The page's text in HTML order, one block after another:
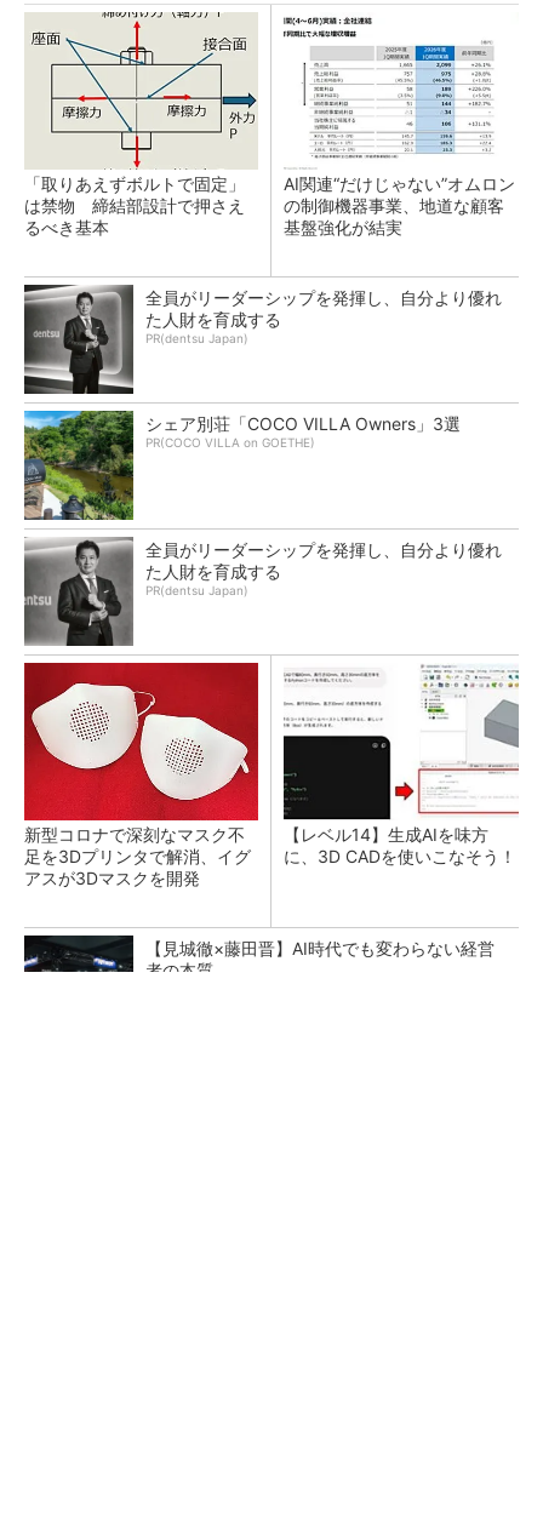
「取りあえずボルトで固定」
は禁物 締結部設計で押さえ
るべき基本
AI関連“だけじゃない”オムロン
の制御機器事業、地道な顧客
基盤強化が結実
全員がリーダーシップを発揮し、自分より優れ
た人財を育成する
PR(dentsu Japan)
シェア別荘「COCO VILLA Owners」3選
PR(COCO VILLA on GOETHE)
全員がリーダーシップを発揮し、自分より優れ
た人財を育成する
PR(dentsu Japan)
新型コロナで深刻なマスク不
足を3Dプリンタで解消、イグ
アスが3Dマスクを開発
【レベル14】生成AIを味方
に、3D CADを使いこなそう！
【見城徹×藤田晋】AI時代でも変わらない経営
者の本質